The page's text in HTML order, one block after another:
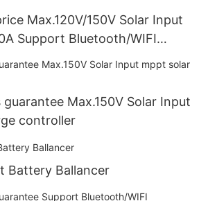
Max.120V/150V Solar Input
Support Bluetooth/WIFI
charge controll
Max.150V Solar Input
controller
Battery Ballancer